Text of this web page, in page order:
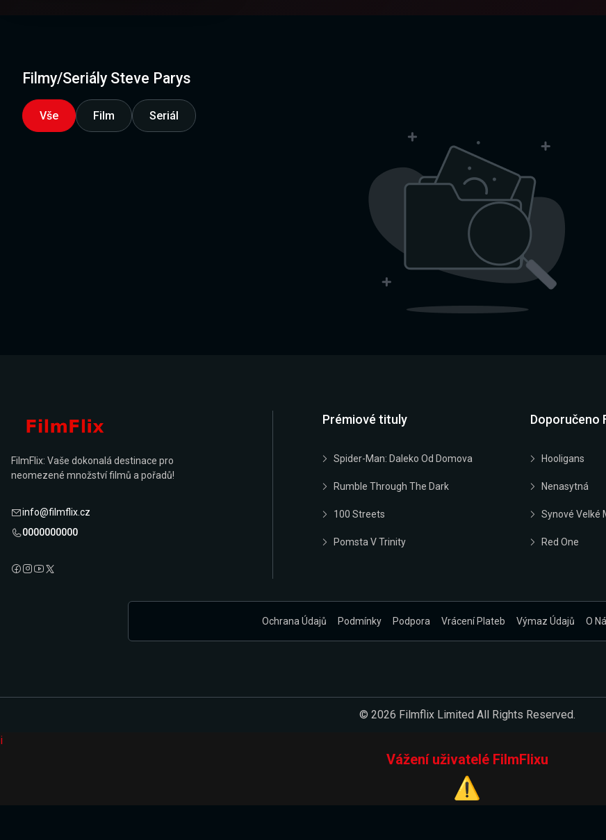
Filmy/Seriály Steve Parys
Vše Film Seriál
FilmFlix: Vaše dokonalá destinace pro
neomezené množství filmů a pořadů!
info@filmflix.cz
0000000000
Prémiové tituly
Spider-Man: Daleko Od Domova
Rumble Through The Dark
100 Streets
Pomsta V Trinity
Doporučeno
Hooligans
Nenasytná
Synové Velké
Red One
Ochrana Údajů Podmínky Podpora Vrácení Plateb Výmaz Údajů O
© 2026 Filmflix Limited All Rights Reserved.
i
Vážení uživatelé FilmFlixu
⚠️